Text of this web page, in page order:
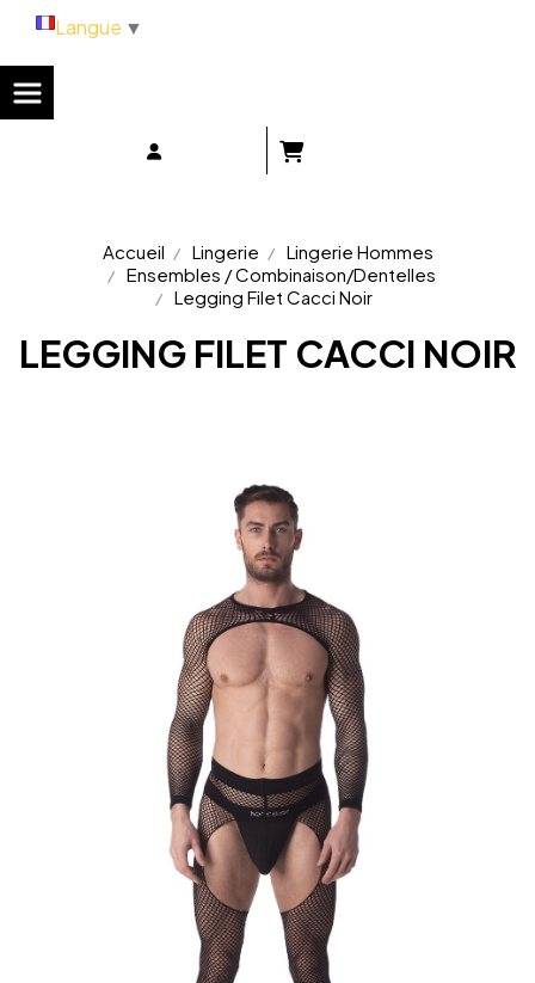
Accueil Lingerie
Lingerie Hommes
Ensembles / Combinaison/Dentelles
Legging Filet Cacci Noir
LEGGING FILET CACCI NOIR
Langue ▼